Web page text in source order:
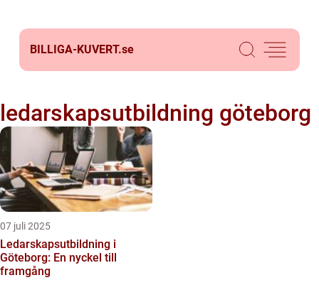
BILLIGA-KUVERT.se
ledarskapsutbildning göteborg
07 juli 2025
Ledarskapsutbildning i
Göteborg: En nyckel till
framgång